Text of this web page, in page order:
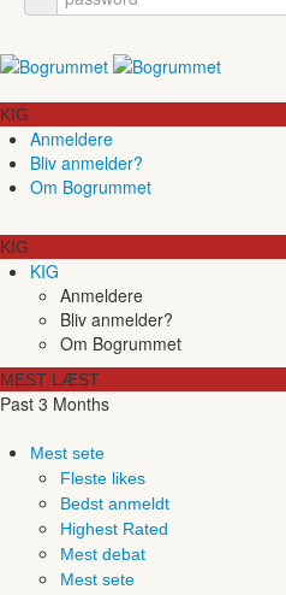
KIG
Anmeldere
Bliv anmelder?
Om Bogrummet
KIG
KIG
Anmeldere
Bliv anmelder?
Om Bogrummet
MEST LÆST
Past 3 Months
Mest sete
Fleste likes
Bedst anmeldt
Highest Rated
Mest debat
Mest sete